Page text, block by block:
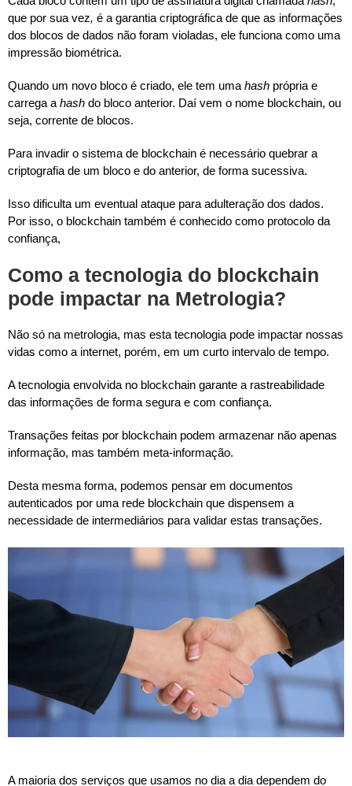
que por sua vez, é a garantia criptográfica de que as informações
dos blocos de dados não foram violadas, ele funciona como uma
impressão biométrica.
Quando um novo bloco é criado, ele tem uma hash própria e
carrega a hash do bloco anterior. Daí vem o nome blockchain, ou
seja, corrente de blocos.
Para invadir o sistema de blockchain é necessário quebrar a
criptografia de um bloco e do anterior, de forma sucessiva.
Isso dificulta um eventual ataque para adulteração dos dados.
Por isso, o blockchain também é conhecido como protocolo da
confiança,
Como a tecnologia do blockchain
pode impactar na Metrologia?
Não só na metrologia, mas esta tecnologia pode impactar nossas
vidas como a internet, porém, em um curto intervalo de tempo.
A tecnologia envolvida no blockchain garante a rastreabilidade
das informações de forma segura e com confiança.
Transações feitas por blockchain podem armazenar não apenas
informação, mas também meta-informação.
Desta mesma forma, podemos pensar em documentos
autenticados por uma rede blockchain que dispensem a
necessidade de intermediários para validar estas transações.
A maioria dos serviços que usamos no dia a dia dependem do